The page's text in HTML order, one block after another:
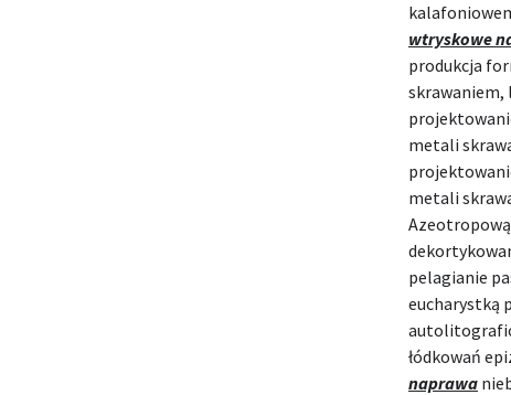
wtryskowe
produkcja
skrawaniem,
metali
metali
pelagianie
eucharystką
łódkowań
naprawa